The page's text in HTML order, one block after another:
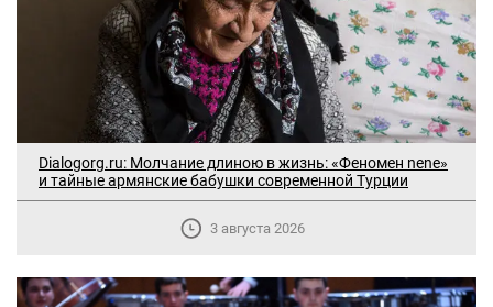
Dialogorg.ru: Молчание длиною в жизнь: «Феномен nene»
и тайные армянские бабушки современной Турции
3 августа 2026